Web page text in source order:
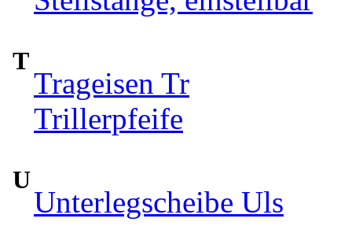
T
Trageisen Tr
Trillerpfeife
U
Unterlegscheibe Uls